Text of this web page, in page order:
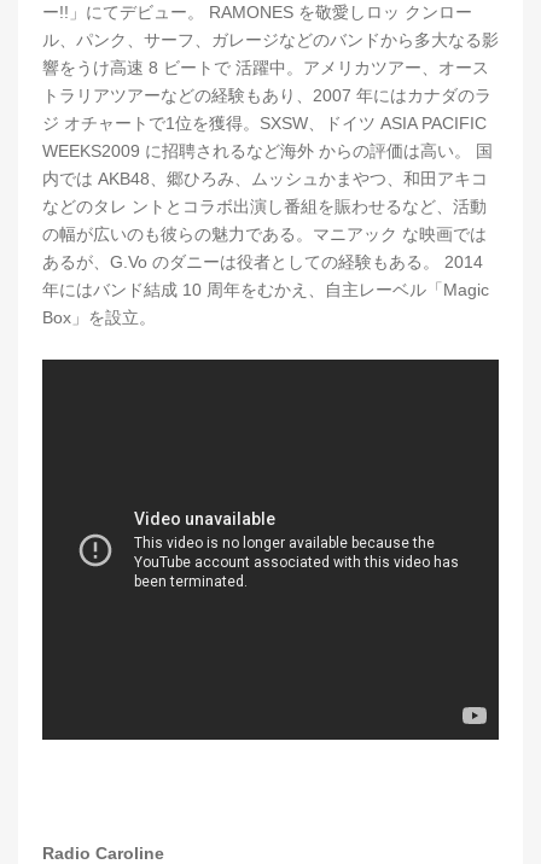
ー!!」にてデビュー。 RAMONES を敬愛しロッ クンロー
ル、パンク、サーフ、ガレージなどのバンドから多大なる影
響をうけ高速 8 ビートで 活躍中。アメリカツアー、オース
トラリアツアーなどの経験もあり、2007 年にはカナダのラ
ジ オチャートで1位を獲得。SXSW、ドイツ ASIA PACIFIC
WEEKS2009 に招聘されるなど海外 からの評価は高い。 国
内では AKB48、郷ひろみ、ムッシュかまやつ、和田アキコ
などのタレ ントとコラボ出演し番組を賑わせるなど、活動
の幅が広いのも彼らの魅力である。マニアック な映画では
あるが、G.Vo のダニーは役者としての経験もある。 2014
年にはバンド結成 10 周年をむかえ、自主レーベル「Magic
Box」を設立。
Radio Caroline